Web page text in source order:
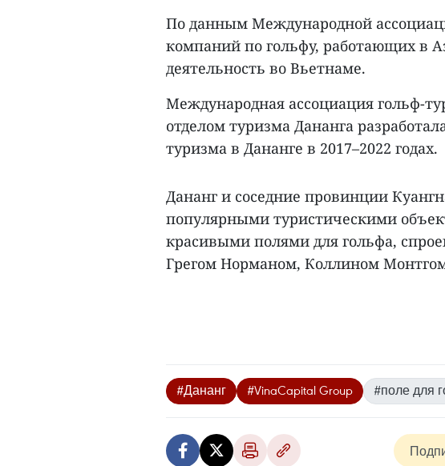
По данным Международной
компаний по гольфу, работающих в
деятельность во Вьетнаме.
Международная ассоциация гольф-
отделом туризма Дананга
туризма в Дананге в 2017–2022 годах.
Дананг и соседние провинции
популярными туристическими
красивыми полями для гольфа,
Грегом Норманом, Коллином
#Дананг #VinaCapital Group #поле для